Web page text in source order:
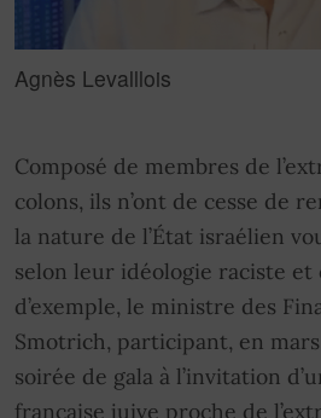
Agnès Levalllois
Composé de membres de
colons, ils n’ont de cesse de
la nature de l’État israélien
selon leur idéologie raciste et
d’exemple, le ministre des
Smotrich, participant, en
soirée de gala à l’invitation
française juive proche de